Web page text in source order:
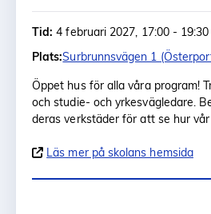
Tid: 4 februari 2027, 17:00 - 19:30
Plats:Surbrunnsvägen 1
Öppet hus för alla våra program!
och studie- och yrkesvägledare.
deras verkstäder för att se hur
Läs mer på skolans hemsida